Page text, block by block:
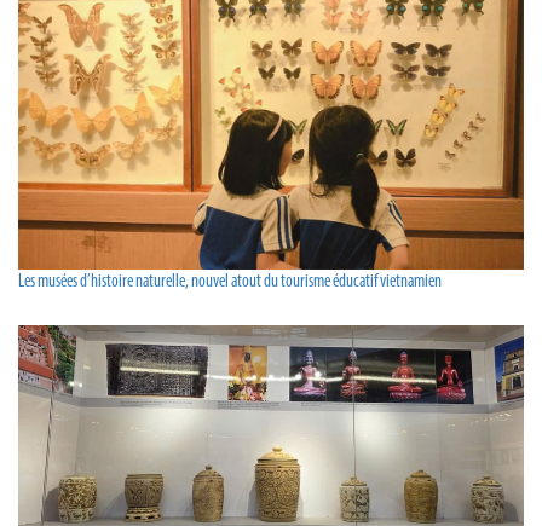
Les musées d’histoire naturelle, nouvel atout du tourisme éducatif vietnamien